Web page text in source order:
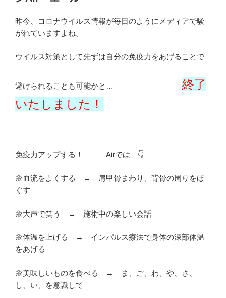
昨今、コロナウイルス情報が毎日のようにメディアで騒
がれていますよね。
ウイルス対策として先ずは自分の免疫力をあげることで
避けられることも可能かと…
終了
いたしました！
免疫力アップする！ Airでは 👇
🌼血流をよくする → 肩甲骨まわり、背骨の周りをほ
ぐす
🌼大声で笑う → 施術中の楽しい会話
🌼体温を上げる → インパルス療法で身体の深部体温
をあげる
🌼美味しいものを食べる → ま、ご、わ、や、さ、
し、い、を意識して